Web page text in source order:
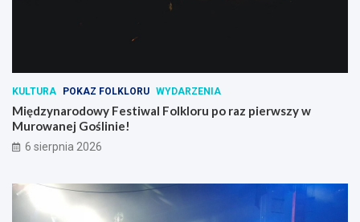
KULTURA POKAZ FOLKLORU WYDARZENIA
Międzynarodowy Festiwal Folkloru po raz pierwszy w
Murowanej Goślinie!
6 sierpnia 2026